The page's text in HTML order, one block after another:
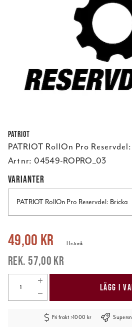
Patriot
PATRIOT RollOn Pro
Art nr: 04549-ROPRO_03
VARIANTER
PATRIOT RollOn Pro Reservdel: Bricka
Nuvarande pris:
49,00 kr
57,00 kr
Historik
LÄGG I
Fri frakt >1000 kr